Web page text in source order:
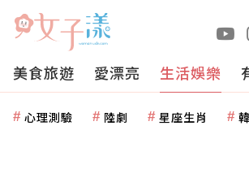
美食旅遊 愛漂亮 生活娛樂
心理測驗 陸劇 星座生肖